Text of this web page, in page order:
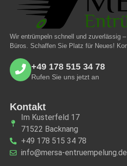
Wir entrümpeln schnell und zuverlässig
Büros. Schaffen Sie Platz für Neues!
+49 178 515 34 78
Rufen Sie uns jetzt an
Kontakt
Im Kusterfeld 17
71522 Backnang
+49 178 515 34 78
info@mersa-entruempelung.de